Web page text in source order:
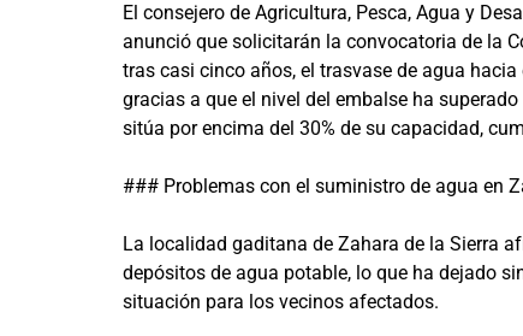
El consejero de Agricultura, Pesca, Agua y
anunció que solicitarán la convocatoria de la
tras casi cinco años, el trasvase de agua
gracias a que el nivel del embalse ha
sitúa por encima del 30% de su capacidad,
### Problemas con el suministro de agua en
La localidad gaditana de Zahara de la Sierra
depósitos de agua potable, lo que ha dejado
situación para los vecinos afectados.